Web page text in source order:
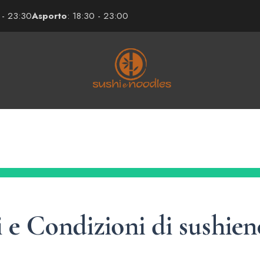
23:30Asporto: 18:30 - 23:00
Condizioni di